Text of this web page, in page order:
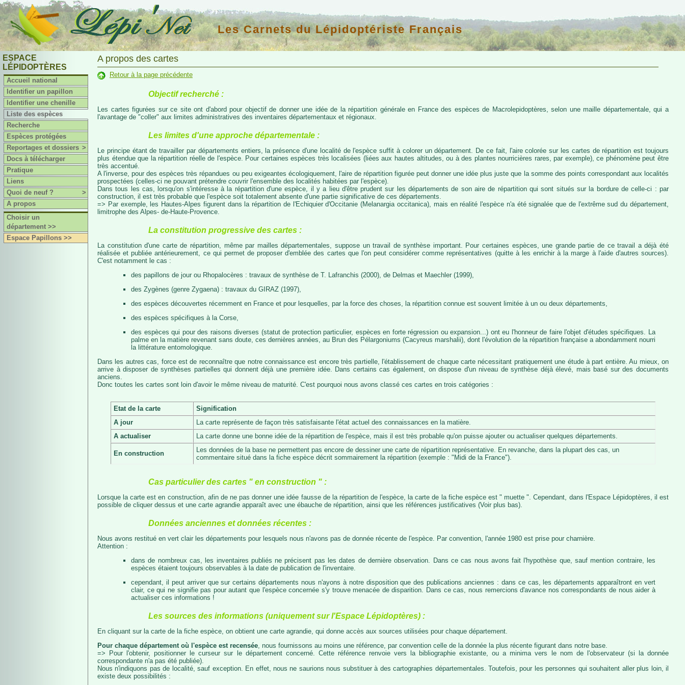
Les Carnets du Lépidoptériste Français
ESPACE
LÉPIDOPTÈRES
Accueil national
Identifier un papillon
Identifier une chenille
Liste des espèces
Recherche
Espèces protégées
Reportages et dossiers >
Docs à télécharger
Pratique
Liens
Quoi de neuf ?
>
A propos
Choisir un
département >>
Espace Papillons >>
A propos des cartes
Retour à la page précédente
Objectif recherché :
Les cartes figurées sur ce site ont d'abord pour objectif de donner une idée de la répartition générale en France des espèces de Macrolepidoptères, selon une maille départementale, qui a
l'avantage de "coller" aux limites administratives des inventaires départementaux et régionaux.
Les limites d'une approche départementale :
Le principe étant de travailler par départements entiers, la présence d'une localité de l'espèce suffit à colorer un département. De ce fait, l'aire colorée sur les cartes de répartition est toujours
plus étendue que la répartition réelle de l'espèce. Pour certaines espèces très localisées (liées aux hautes altitudes, ou à des plantes nourricières rares, par exemple), ce phénomène peut être
très accentué.
A l'inverse, pour des espèces très répandues ou peu exigeantes écologiquement, l'aire de répartition figurée peut donner une idée plus juste que la somme des points correspondant aux localités
prospectées (celles-ci ne pouvant prétendre couvrir l'ensemble des localités habitées par l'espèce).
Dans tous les cas, lorsqu'on s'intéresse à la répartition d'une espèce, il y a lieu d'être prudent sur les départements de son aire de répartition qui sont situés sur la bordure de celle-ci : par
construction, il est très probable que l'espèce soit totalement absente d'une partie significative de ces départements.
=> Par exemple, les Hautes-Alpes figurent dans la répartition de l'Echiquier d'Occitanie (Melanargia occitanica), mais en réalité l'espèce n'a été signalée que de l'extrême sud du département,
limitrophe des Alpes- de-Haute-Provence.
La constitution progressive des cartes :
La constitution d'une carte de répartition, même par mailles départementales, suppose un travail de synthèse important. Pour certaines espèces, une grande partie de ce travail a déjà été
réalisée et publiée antérieurement, ce qui permet de proposer d'emblée des cartes que l'on peut considérer comme représentatives (quitte à les enrichir à la marge à l'aide d'autres sources).
C'est notamment le cas :
des papillons de jour ou Rhopalocères : travaux de synthèse de T. Lafranchis (2000), de Delmas et Maechler (1999),
des Zygènes (genre Zygaena) : travaux du GIRAZ (1997),
des espèces découvertes récemment en France et pour lesquelles, par la force des choses, la répartition connue est souvent limitée à un ou deux départements,
des espèces spécifiques à la Corse,
des espèces qui pour des raisons diverses (statut de protection particulier, espèces en forte régression ou expansion...) ont eu l'honneur de faire l'objet d'études spécifiques. La
palme en la matière revenant sans doute, ces dernières années, au Brun des Pélargoniums (Cacyreus marshalii), dont l'évolution de la répartition française a abondamment nourri
la littérature entomologique.
Dans les autres cas, force est de reconnaître que notre connaissance est encore très partielle, l'établissement de chaque carte nécessitant pratiquement une étude à part entière. Au mieux, on
arrive à disposer de synthèses partielles qui donnent déjà une première idée. Dans certains cas également, on dispose d'un niveau de synthèse déjà élevé, mais basé sur des documents
anciens.
Donc toutes les cartes sont loin d'avoir le même niveau de maturité. C'est pourquoi nous avons classé ces cartes en trois catégories :
Etat de la carte
Signification
A jour
La carte représente de façon très satisfaisante l'état actuel des connaissances en la matière.
A actualiser
La carte donne une bonne idée de la répartition de l'espèce, mais il est très probable qu'on puisse ajouter ou actualiser quelques départements.
En construction
Les données de la base ne permettent pas encore de dessiner une carte de répartition représentative. En revanche, dans la plupart des cas, un
commentaire situé dans la fiche espèce décrit sommairement la répartition (exemple : "Midi de la France").
Cas particulier des cartes " en construction " :
Lorsque la carte est en construction, afin de ne pas donner une idée fausse de la répartition de l'espèce, la carte de la fiche espèce est " muette ". Cependant, dans l'Espace Lépidoptères, il est
possible de cliquer dessus et une carte agrandie apparaît avec une ébauche de répartition, ainsi que les références justificatives (Voir plus bas).
Données anciennes et données récentes :
Nous avons restitué en vert clair les départements pour lesquels nous n'avons pas de donnée récente de l'espèce. Par convention, l'année 1980 est prise pour charnière.
Attention :
dans de nombreux cas, les inventaires publiés ne précisent pas les dates de dernière observation. Dans ce cas nous avons fait l'hypothèse que, sauf mention contraire, les
espèces étaient toujours observables à la date de publication de l'inventaire.
cependant, il peut arriver que sur certains départements nous n'ayons à notre disposition que des publications anciennes : dans ce cas, les départements apparaîtront en vert
clair, ce qui ne signifie pas pour autant que l'espèce concernée s'y trouve menacée de disparition. Dans ce cas, nous remercions d'avance nos correspondants de nous aider à
actualiser ces informations !
Les sources des informations (uniquement sur l'Espace Lépidoptères) :
En cliquant sur la carte de la fiche espèce, on obtient une carte agrandie, qui donne accès aux sources utilisées pour chaque département.
Pour chaque département où l'espèce est recensée , nous fournissons au moins une référence, par convention celle de la donnée la plus récente figurant dans notre base.
=> Pour l'obtenir, positionner le curseur sur le département concerné. Cette référence renvoie vers la bibliographie existante, ou a minima vers le nom de l'observateur (si la donnée
correspondante n'a pas été publiée).
Nous n'indiquons pas de localité, sauf exception. En effet, nous ne saurions nous substituer à des cartographies départementales. Toutefois, pour les personnes qui souhaitent aller plus loin, il
existe deux possibilités :